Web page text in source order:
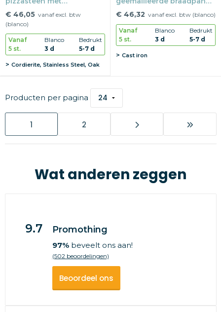
pizzaschep
€ 46,05 vanaf excl. btw
(blanco)
Vanaf
5 st.
Blanco
3 d
Bedrukt
5-7 d
Cordierite, Stainless Steel, Oak
2.8L
€ 46,32 vanaf excl. btw (blanco)
Vanaf
5 st.
Blanco
3 d
Bedrukt
5-7 d
Cast iron
Producten per pagina
1 2
Wat anderen zeggen
9.7 Promothing
97%beveelt ons aan!
(502 beoordelingen)
Beoordeel ons